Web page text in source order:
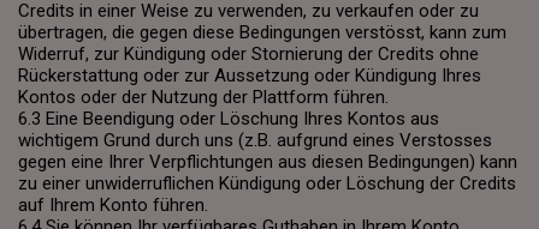
Credits in einer Weise zu verwenden, zu verkaufen oder zu
übertragen, die gegen diese Bedingungen verstösst, kann zum
Widerruf, zur Kündigung oder Stornierung der Credits ohne
Rückerstattung oder zur Aussetzung oder Kündigung Ihres
Kontos oder der Nutzung der Plattform führen.
6.3 Eine Beendigung oder Löschung Ihres Kontos aus
wichtigem Grund durch uns (z.B. aufgrund eines Verstosses
gegen eine Ihrer Verpflichtungen aus diesen Bedingungen) kann
zu einer unwiderruflichen Kündigung oder Löschung der Credits
auf Ihrem Konto führen.